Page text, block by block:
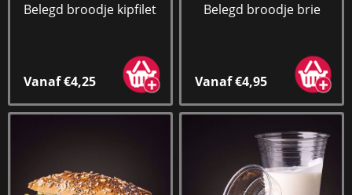
Belegd broodje kipfilet
Vanaf €4,25
Belegd broodje brie
Vanaf €4,95